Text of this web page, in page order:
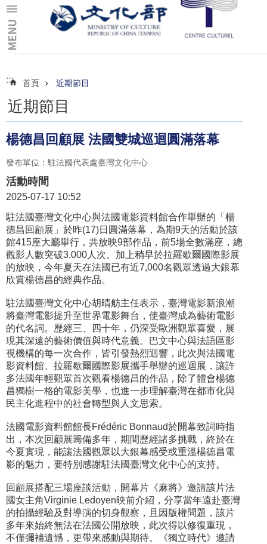
跳到主要內容區塊
:::
::: 首頁 近期節目
近期節目
楊德昌回顧展 法國雙城巡迴圓滿落幕
發布單位：駐法國代表處臺灣文化中心
活動時間
2025-07-17 10:52
駐法國臺灣文化中心與法國電影資料館合作舉辦的「楊
德昌回顧展」於昨(17)日圓滿落幕，為期9天的活動於該
館415座大廳舉行，共放映9部作品，前5場全數滿座，總
觀影人數突破3,000人次。加上稍早於拉羅歇爾國際影展
的放映，今年夏天在法國已有近7,000名觀眾透過大銀幕
欣賞楊德昌的經典作品。
駐法國臺灣文化中心胡晴舫主任表示，臺灣電影新浪潮
將臺灣電影提升至世界電影舞台，使臺灣成為藝術電影
的代名詞。歷經三、四十年，仍深受歐洲觀眾喜愛，展
現其深遠的藝術價值與時代意義。巴文中心與法語區影
視機構的每一次合作，皆引發熱烈迴響，此次與法國電
影資料館、拉羅歇爾國際影展攜手舉辦的巡迴展，讓許
多法國年輕觀眾首次觀看楊德昌的作品，除了體會楊德
昌獨樹一格的電影美學，也進一步理解臺灣在都市化與
民主化進程中的社會轉型與人文思索。
法國電影資料館館長Frédéric Bonnaud於開幕致詞時指
出，本次回顧展籌備多年，期間歷經諸多挑戰，終於在
今夏實現，能讓法國觀眾以大銀幕感受或重溫楊德昌電
影的魅力，要特別感謝駐法國臺灣文化中心的支持。
回顧展搭配三場座談活動，開幕片《麻將》邀請該片法
國女主角Virginie Ledoyen映前介紹，分享當年遠赴臺灣
的拍攝經驗及對導演的切身觀察，且因版權問題，該片
多年來始終無法在法國公開放映，此次得以修復重現，
不僅彌補遺憾，更帶來感動與期待。《獨立時代》邀請